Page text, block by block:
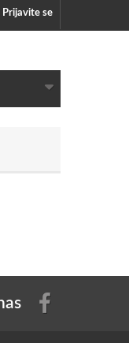
Prijavite se